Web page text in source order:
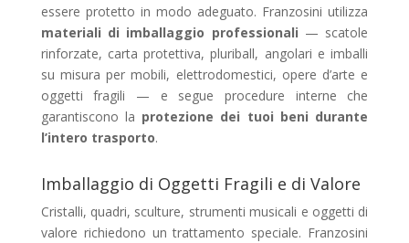
essere protetto in modo adeguato. Franzosini utilizza
materiali di imballaggio professionali — scatole
rinforzate, carta protettiva, pluriball, angolari e imballi
su misura per mobili, elettrodomestici, opere d’arte e
oggetti fragili — e segue procedure interne che
garantiscono la protezione dei tuoi beni durante
l’intero trasporto.
Imballaggio di Oggetti Fragili e di Valore
Cristalli, quadri, sculture, strumenti musicali e oggetti di
valore richiedono un trattamento speciale. Franzosini